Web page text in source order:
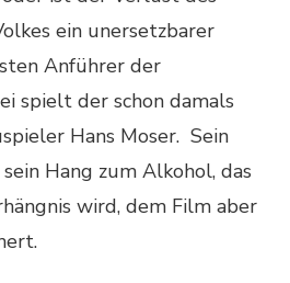
ein unersetzbarer
Anführer der
spielt der schon damals
Hans Moser. Sein
Hang zum Alkohol, das
wird, dem Film aber